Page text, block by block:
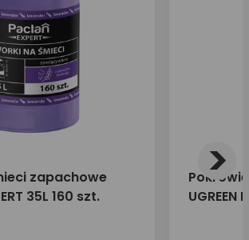
zapachowe
35L 160 szt.
UGREEN
>